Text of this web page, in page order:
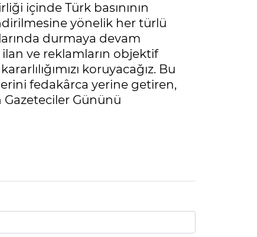
içinde Türk basınının
yönelik her türlü
durmaya devam
ilan ve reklamların objektif
koruyacağız. Bu
fedakârca yerine getiren,
Gazeteciler Gününü